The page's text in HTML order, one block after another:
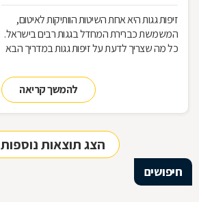
זיפות גגות היא אחת השיטות הוותיקות לאיטום,
המשמשת כברירת המחדל בגגות רבים בישראל.
כל מה שצריך לדעת על זיפות גגות במדריך הבא
להמשך קריאה
הצג תוצאות נוספות
חיפושים